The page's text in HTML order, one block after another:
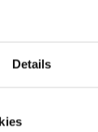
Details
Kategorier:
500,500ml